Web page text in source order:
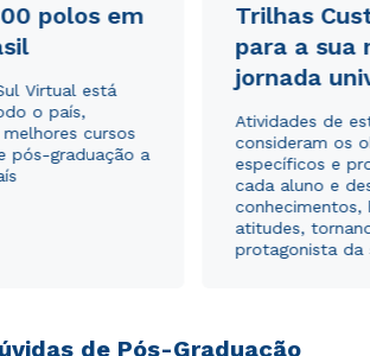
polos em
Virtual está
o país,
cursos
pós-graduação a
Trilhas
para a sua
jornada
Atividades de
consideram os
específicos e
cada aluno e
conhecimentos,
atitudes,
protagonista da
de Pós-Graduação